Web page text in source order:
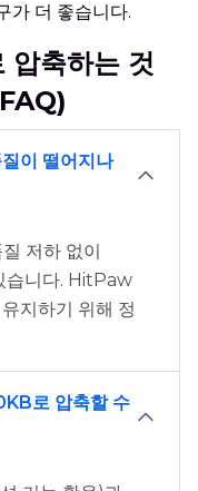
가 더 좋습니다.
축하는 것
이 떨어지나
저하 없이
습니다. HitPaw
지하기 위해 정
로 압축할 수